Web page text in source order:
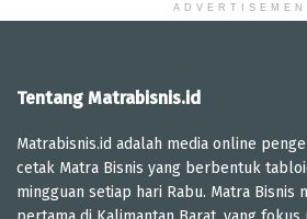
Tentang Matrabisnis.id
Matrabisnis.id adalah media online
cetak Matra Bisnis yang berbentuk
mingguan setiap hari Rabu. Matra Bisnis